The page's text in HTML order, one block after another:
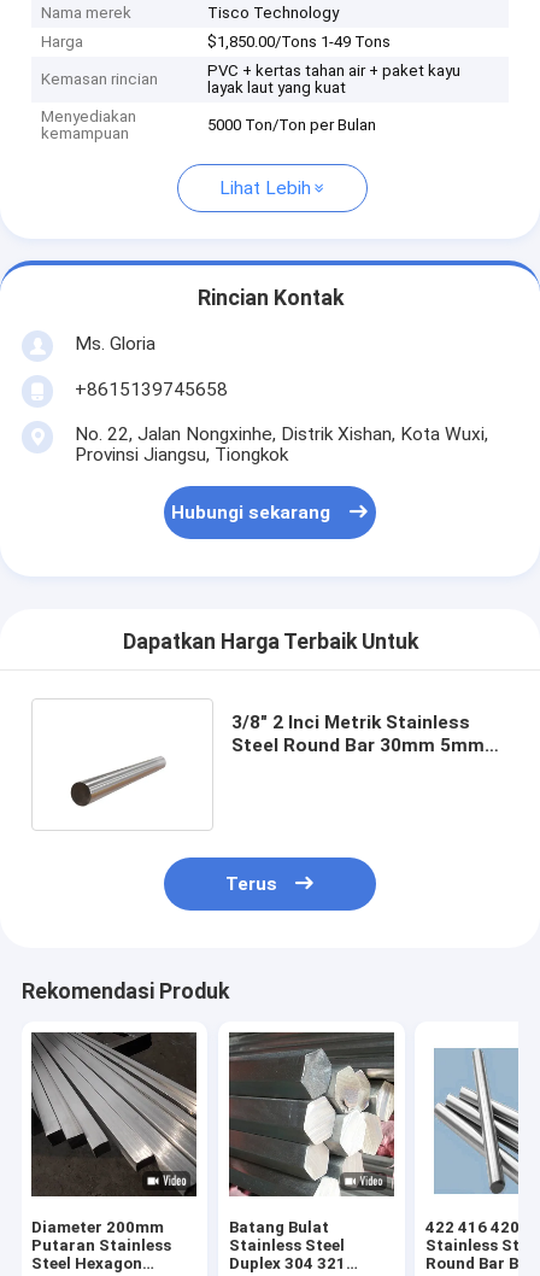
Nama merek
Tisco Technology
Harga
$1,850.00/Tons 1-49 Tons
Kemasan rincian
PVC + kertas tahan air + paket kayu
layak laut yang kuat
Menyediakan
kemampuan
5000 Ton/Ton per Bulan
Lihat Lebih
Rincian Kontak
Ms. Gloria
+8615139745658
No. 22, Jalan Nongxinhe, Distrik Xishan, Kota Wuxi,
Provinsi Jiangsu, Tiongkok
Hubungi sekarang
Dapatkan Harga Terbaik Untuk
3/8" 2 Inci Metrik Stainless
Steel Round Bar 30mm 5mm
Terus
Rekomendasi Produk
Diameter 200mm
Putaran Stainless
Steel Hexagon
Batang Bulat
Stainless Steel
Duplex 304 321
422 416 420
Stainless
Round Bar BA